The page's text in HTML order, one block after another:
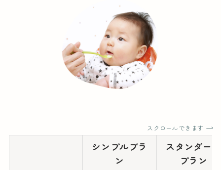
スクロールできます
シンプルプラ
ン
スタンダード
プラン